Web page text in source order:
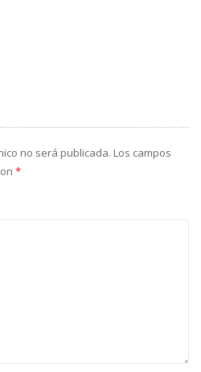
no será publicada. Los campos
*